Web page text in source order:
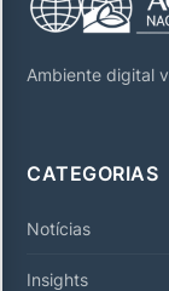
Ambiente digital
CATEGORIAS
Notícias
Insights